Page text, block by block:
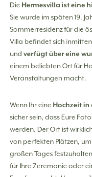
Die Hermesvilla ist eine
Sie wurde im späten 19.
Sommerresidenz für die
Villa befindet sich
und verfügt über eine
einem beliebten Ort für
Veranstaltungen macht.
Wenn Ihr eine Hochzeit in
sicher sein, dass Eure
werden. Der Ort ist
von perfekten Plätzen,
großen Tages
für Ihre Zeremonie oder